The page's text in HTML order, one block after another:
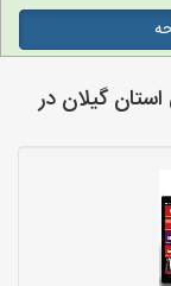
گیلان در